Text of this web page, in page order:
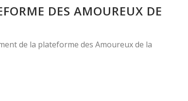
DES AMOUREUX DE
de la plateforme des Amoureux de la